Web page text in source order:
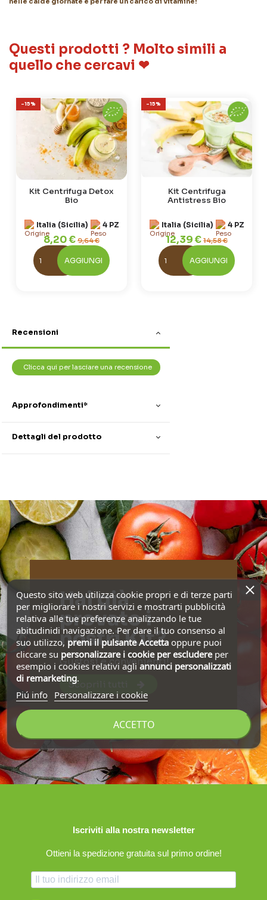
Questi prodotti ? Molto simili a
quello che cercavi ❤
-15%
Kit Centrifuga Detox
Bio
Italia (Sicilia) 4 PZ
8,20 € 9,64 €
AGGIUNGI
-15%
Kit Centrifuga
Antistress Bio
Italia (Sicilia) 4 PZ
12,39 € 14,58 €
AGGIUNGI
Recensioni
Clicca qui per lasciare una recensione
Approfondimenti*
Dettagli del prodotto
Hai già
provato i
nostri Kit?
Gustosi e convenienti!
Scoprili tutti
Iscriviti alla nostra newsletter
Ottieni la spedizione gratuita sul primo ordine!
Questo sito web utilizza cookie propri e di terze parti
per migliorare i nostri servizi e mostrarti pubblicità
relativa alle tue preferenze analizzando le tue
abitudinidi navigazione. Per dare il tuo consenso al
suo utilizzo, premi il pulsante Accettaoppure puoi
cliccare su personalizzare i cookie per escludereper
esempio i cookies relativi agli annunci personalizzati
di remarketing.
Piú info
Personalizzare i cookie
ACCETTO